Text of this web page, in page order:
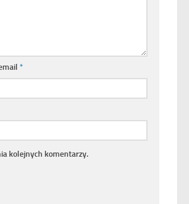
*
kolejnych komentarzy.